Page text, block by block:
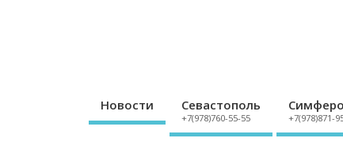
Новости Севастополь
+7(978)760-55-55 +7(978)871-